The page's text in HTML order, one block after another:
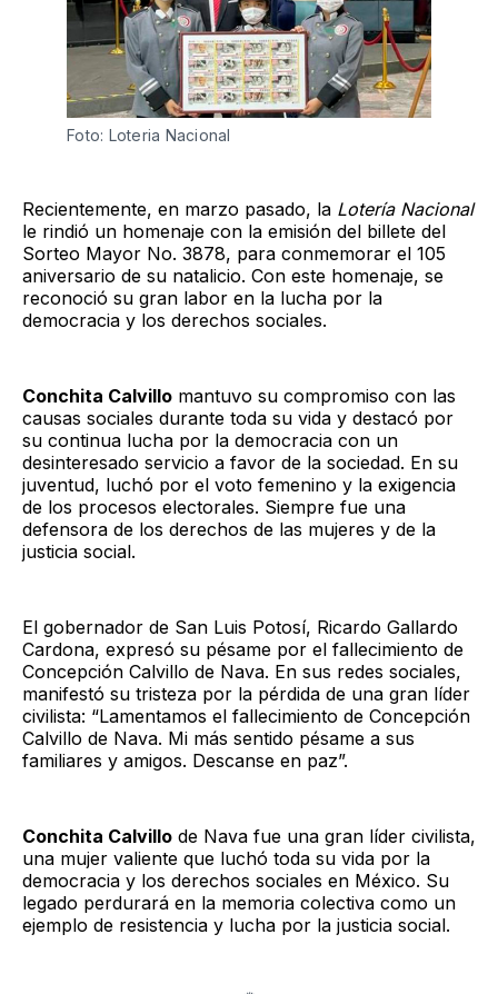
Foto: Loteria Nacional
Recientemente, en marzo pasado, la Lotería Nacional
le rindió un homenaje con la emisión del billete del
Sorteo Mayor No. 3878, para conmemorar el 105
aniversario de su natalicio. Con este homenaje, se
reconoció su gran labor en la lucha por la
democracia y los derechos sociales.
Conchita Calvillo mantuvo su compromiso con las
causas sociales durante toda su vida y destacó por
su continua lucha por la democracia con un
desinteresado servicio a favor de la sociedad. En su
juventud, luchó por el voto femenino y la exigencia
de los procesos electorales. Siempre fue una
defensora de los derechos de las mujeres y de la
justicia social.
El gobernador de San Luis Potosí, Ricardo Gallardo
Cardona, expresó su pésame por el fallecimiento de
Concepción Calvillo de Nava. En sus redes sociales,
manifestó su tristeza por la pérdida de una gran líder
civilista: “Lamentamos el fallecimiento de Concepción
Calvillo de Nava. Mi más sentido pésame a sus
familiares y amigos. Descanse en paz”.
Conchita Calvillo de Nava fue una gran líder civilista,
una mujer valiente que luchó toda su vida por la
democracia y los derechos sociales en México. Su
legado perdurará en la memoria colectiva como un
ejemplo de resistencia y lucha por la justicia social.